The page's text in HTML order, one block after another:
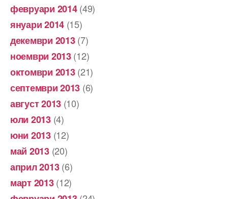
февруари 2014(49)
януари 2014 (15)
декември 2013(7)
ноември 2013(12)
октомври 2013(21)
септември 2013 (6)
август 2013 (10)
юли 2013(4)
юни 2013(12)
май 2013(20)
април 2013(6)
март 2013(12)